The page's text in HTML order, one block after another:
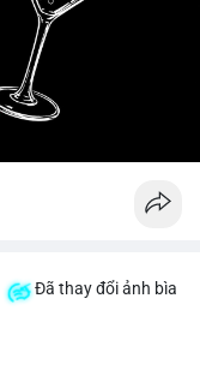
Đã thay đổi ảnh bìa